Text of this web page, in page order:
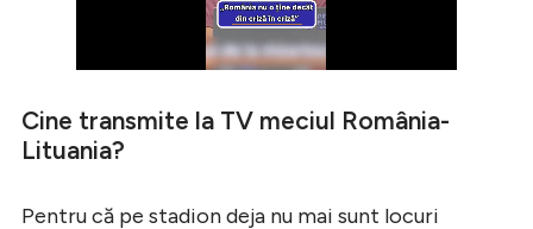
Cine transmite la TV meciul România-
Lituania?
Pentru că pe stadion deja nu mai sunt locuri